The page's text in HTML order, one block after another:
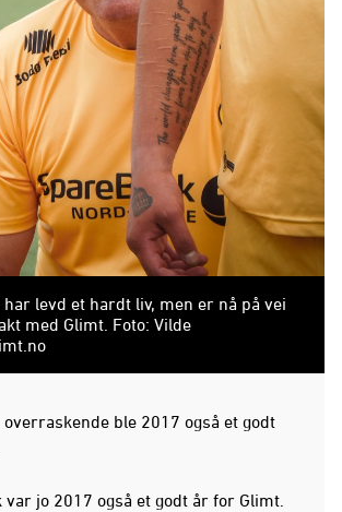
levd et hardt liv, men er nå på vei
med Glimt. Foto: Vilde
overraskende ble 2017 også et godt
var jo 2017 også et godt år for Glimt.